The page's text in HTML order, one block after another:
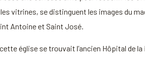
les vitrines, se distinguent les images du
Antoine et Saint José.
église se trouvait l’ancien Hôpital de